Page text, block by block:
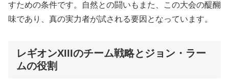
すための条件です。自然との闘いもまた、この大会の醍醐
味であり、真の実力者が試される要因となっています。
レギオンXIIIのチーム戦略とジョン・ラー
ムの役割